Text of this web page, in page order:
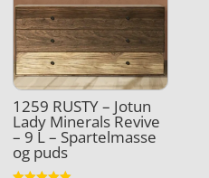
1259 RUSTY – Jotun
Lady Minerals Revive
– 9 L – Spartelmasse
og puds